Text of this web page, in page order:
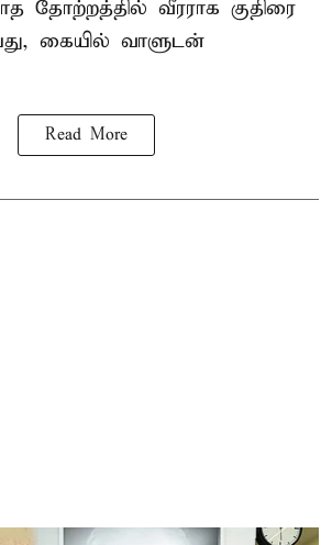
தோற்றத்தில் வீரராக குதிரை
கையில் வாளுடன்
Read More